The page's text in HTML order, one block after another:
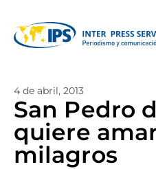
4 de abril, 2013
San Pedro
quiere
milagros